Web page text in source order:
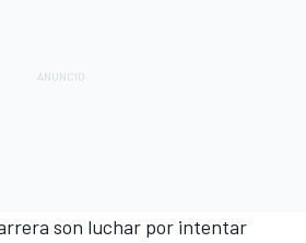
son luchar por intentar